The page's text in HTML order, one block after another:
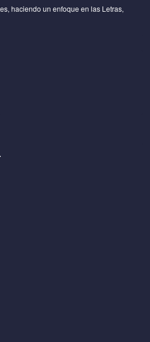
haciendo un enfoque en las Letras,